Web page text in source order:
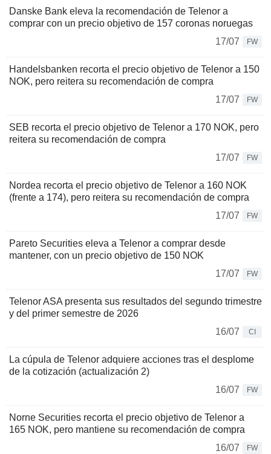
Danske Bank eleva la recomendación de Telenor a
comprar con un precio objetivo de 157 coronas noruegas
17/07
FW
Handelsbanken recorta el precio objetivo de Telenor a 150
NOK, pero reitera su recomendación de compra
17/07
FW
SEB recorta el precio objetivo de Telenor a 170 NOK, pero
reitera su recomendación de compra
17/07
FW
Nordea recorta el precio objetivo de Telenor a 160 NOK
(frente a 174), pero reitera su recomendación de compra
17/07
FW
Pareto Securities eleva a Telenor a comprar desde
mantener, con un precio objetivo de 150 NOK
17/07
FW
Telenor ASA presenta sus resultados del segundo trimestre
y del primer semestre de 2026
16/07
CI
La cúpula de Telenor adquiere acciones tras el desplome
de la cotización (actualización 2)
16/07
FW
Norne Securities recorta el precio objetivo de Telenor a
165 NOK, pero mantiene su recomendación de compra
16/07
FW